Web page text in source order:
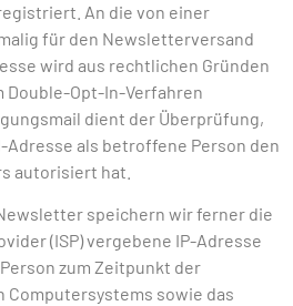
An die von einer
für den Newsletterversand
wird aus rechtlichen Gründen
Double-Opt-In-Verfahren
dient der Überprüfung,
Adresse als betroffene Person den
autorisiert hat.
speichern wir ferner die
(ISP) vergebene IP-Adresse
zum Zeitpunkt der
sowie das